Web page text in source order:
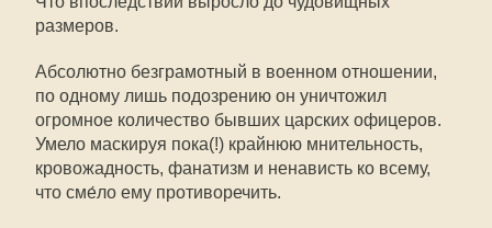
размеров.
Абсолютно безграмотный в военном отношении,
по одному лишь подозрению он уничтожил
огромное количество бывших царских офицеров.
Умело маскируя пока(!) крайнюю мнительность,
кровожадность, фанатизм и ненависть ко всему,
что сме́ло ему противоречить.